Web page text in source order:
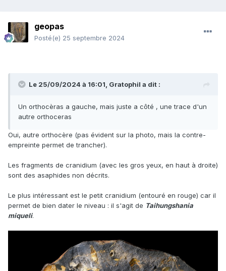
geopas
Posté(e) 25 septembre 2024
Le 25/09/2024 à 16:01, Gratophil a dit :
Un orthocèras a gauche, mais juste a côté , une trace d'un
autre orthoceras
Oui, autre orthocère (pas évident sur la photo, mais la contre-
empreinte permet de trancher).
Les fragments de cranidium (avec les gros yeux, en haut à droite)
sont des asaphides non décrits.
Le plus intéressant est le petit cranidium (entouré en rouge) car il
permet de bien dater le niveau : il s'agit de Taihungshania
miqueli.